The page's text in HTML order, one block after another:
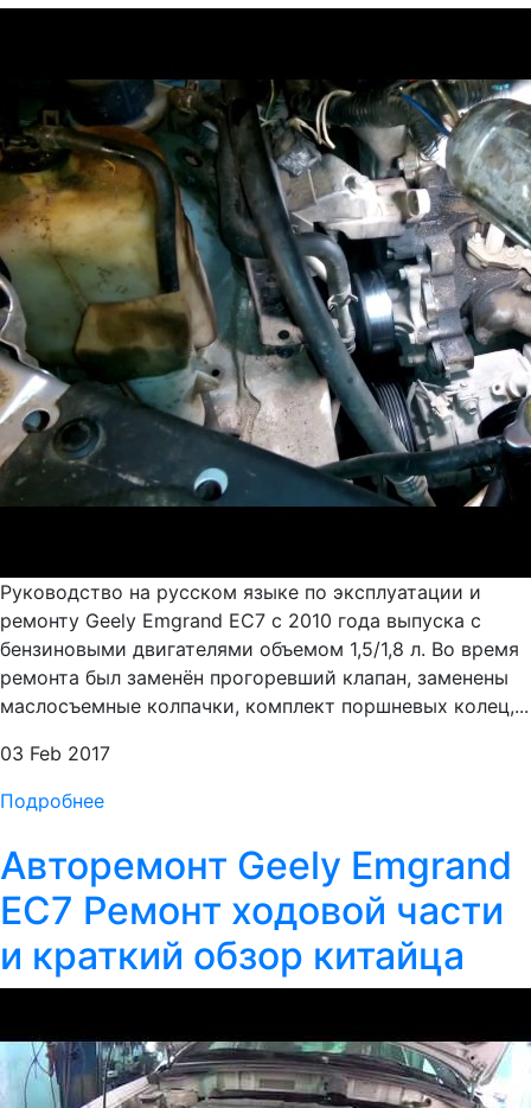
Руководство на русском языке по эксплуатации и
ремонту Geely Emgrand EC7 с 2010 года выпуска с
бензиновыми двигателями объемом 1,5/1,8 л. Во время
ремонта был заменён прогоревший клапан, заменены
маслосъемные колпачки, комплект поршневых колец,...
03 Feb 2017
Подробнее
Авторемонт Geely Emgrand
EC7 Ремонт ходовой части
и краткий обзор китайца